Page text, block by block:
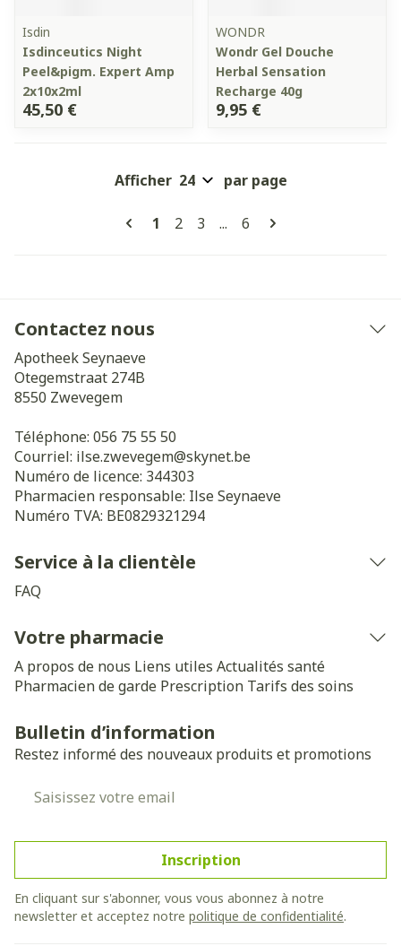
Isdin
Isdinceutics Night
Peel&pigm. Expert Amp
2x10x2ml
45,50 €
WONDR
Wondr Gel Douche
Herbal Sensation
Recharge 40g
9,95 €
Pages
Vous lisez actuellement la page
1 Page
2 Page
3 ... Page
6
Afficher par page
Contactez nous
Apotheek Seynaeve
Otegemstraat 274B
8550 Zwevegem
Téléphone: 056 75 55 50
Courriel: ilse.zwevegem@skynet.be
Numéro de licence: 344303
Pharmacien responsable: Ilse Seynaeve
Numéro TVA: BE0829321294
Service à la clientèle
FAQ
Votre pharmacie
A propos de nous Liens utiles Actualités santé
Pharmacien de garde Prescription Tarifs des soins
Bulletin d’information
Restez informé des nouveaux produits et promotions
Inscription
En cliquant sur s'abonner, vous vous abonnez à notre
newsletter et acceptez notre politique de confidentialité.